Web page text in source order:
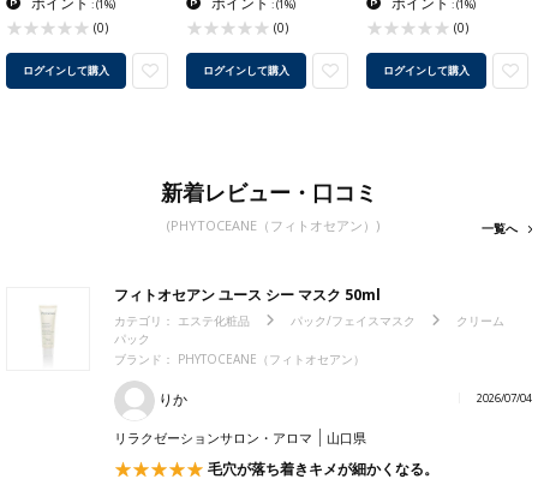
:(1%)
(0)
ログインして購入
:(1%)
(0)
ログインして購入
:(1%)
(0)
ログインして購入
新着レビュー・口コミ
(PHYTOCEANE（フィトオセアン）) 一覧へ
フィトオセアン ユース シー マスク 50ml
カテゴリ： エステ化粧品 パック/フェイスマスク
クリーム
パック
ブランド： PHYTOCEANE（フィトオセアン）
りか 2026/07/04
リラクゼーションサロン・アロマ 山口県
毛穴が落ち着きキメが細かくなる。